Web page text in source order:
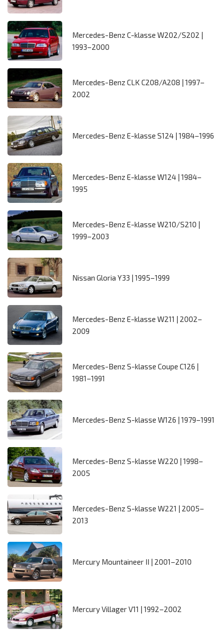
Mercedes-Benz C-klasse W202/S202 |
1993–2000
Mercedes-Benz CLK C208/A208 | 1997–
2002
Mercedes-Benz E-klasse S124 | 1984–1996
Mercedes-Benz E-klasse W124 | 1984–
1995
Mercedes-Benz E-klasse W210/S210 |
1999–2003
Nissan Gloria Y33 | 1995–1999
Mercedes-Benz E-klasse W211 | 2002–
2009
Mercedes-Benz S-klasse Coupe C126 |
1981–1991
Mercedes-Benz S-klasse W126 | 1979–1991
Mercedes-Benz S-klasse W220 | 1998–
2005
Mercedes-Benz S-klasse W221 | 2005–
2013
Mercury Mountaineer II | 2001–2010
Mercury Villager V11 | 1992–2002